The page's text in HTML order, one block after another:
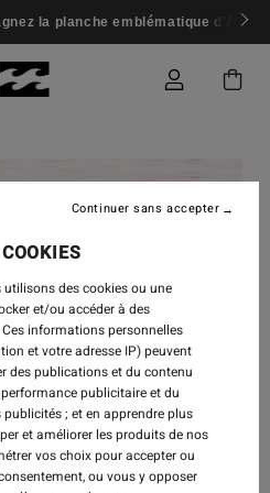
la planche emblématique d'Andy
- 5 DÉC. 2023
des cookies ou une
et/ou accéder à des
informations personnelles
et votre adresse IP) peuvent
des publications et du contenu
publicitaire et du
; et en apprendre plus
et améliorer les produits de nos
vos choix pour accepter ou
ou vous y opposer
Continuer sans accepter